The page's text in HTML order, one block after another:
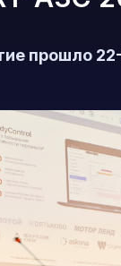
прошло